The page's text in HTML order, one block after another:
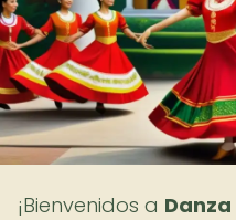
¡Bienvenidos a